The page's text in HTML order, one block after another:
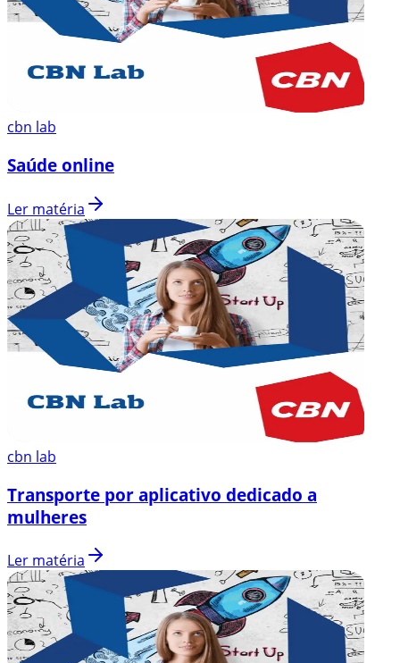
cbn lab
Saúde online
Ler matéria
cbn lab
Transporte por aplicativo dedicado a
mulheres
Ler matéria